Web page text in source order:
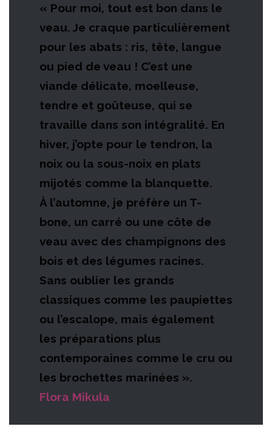
« Pour moi, tout est bon dans le
veau. Je craque particulièrement
pour les abats : ris, tête, langue
ou pied de veau ! C’est une
viande délicate, moelleuse,
tendre et goûteuse, qui se
travaille dans son intégralité. En
hiver, j’opte pour le tendron, la
noix ou la sous-noix en plats
mijotés comme la blanquette.
À l’automne, je préfère un T-
bone, un carré ou une côte de
veau avec des champignons des
bois et des légumes racines.
Sans oublier les grands
classiques comme les paupiettes
ou l’escalope, mais également
les préparations plus
contemporaines comme le cru ou
les brochettes marinées ».
Flora Mikula